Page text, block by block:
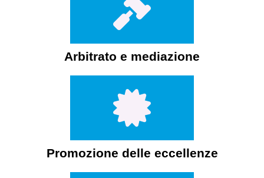
Arbitrato e mediazione
Promozione delle eccellenze